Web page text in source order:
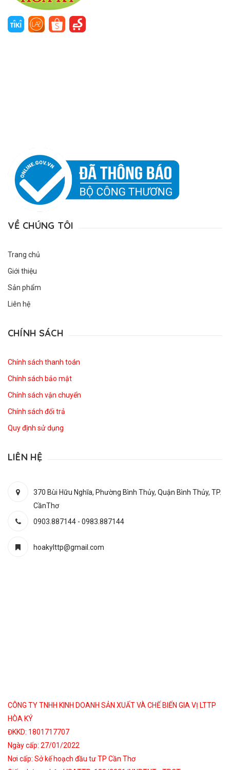
VỀ CHÚNG TÔI
Trang chủ
Giới thiệu
Sản phẩm
Liên hệ
CHÍNH SÁCH
Chính sách thanh toán
Chính sách bảo mật
Chính sách vận chuyển
Chính sách đổi trả
Quy định sử dụng
LIÊN HỆ
370 Bùi Hữu Nghĩa, Phường Bình Thủy, Quận Bình Thủy, TP.
CầnThơ
0903.887144 - 0983.887144
hoakylttp@gmail.com
CÔNG TY TNHH KINH DOANH SẢN XUẤT VÀ CHẾ BIẾN GIA VỊ LTTP
HÒA KÝ
ĐKKD: 1801717707
Ngày cấp: 27/01/2022
Nơi cấp: Sở kế hoạch đầu tư TP Cần Thơ